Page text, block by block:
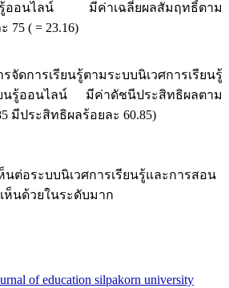
รู้ออนไลน์ มีค่าเฉลี่ยผลสัมฤทธิ์ตาม
75 ( = 23.16)
ดการเรียนรู้ตามระบบนิเวศการเรียนรู้
ยนรู้ออนไลน์ มีค่าดัชนีประสิทธิผลตาม
มีประสิทธิผลร้อยละ 60.85)
ต่อระบบนิเวศการเรียนรู้และการสอน
ห็นด้วยในระดับมาก
of education silpakorn university